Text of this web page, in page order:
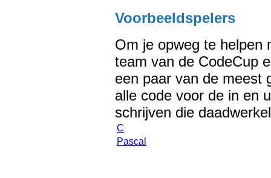
Voorbeeldspelers
Om je opweg te helpen
team van de CodeCup
een paar van de meest
alle code voor de in en
schrijven die
C
Pascal